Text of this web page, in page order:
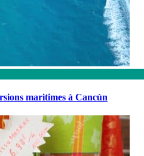
maritimes à Cancún